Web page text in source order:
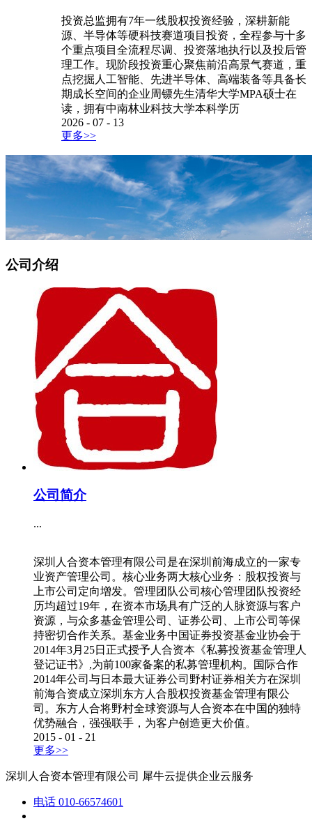
投资总监拥有7年一线股权投资经验，深耕新能
源、半导体等硬科技赛道项目投资，全程参与十多
个重点项目全流程尽调、投资落地执行以及投后管
理工作。现阶段投资重心聚焦前沿高景气赛道，重
点挖掘人工智能、先进半导体、高端装备等具备长
期成长空间的企业周镖先生清华大学MPA硕士在
读，拥有中南林业科技大学本科学历
2026 - 07 - 13
更多>>
公司介绍
公司简介
...
深圳人合资本管理有限公司是在深圳前海成立的一家专
业资产管理公司。核心业务两大核心业务：股权投资与
上市公司定向增发。管理团队公司核心管理团队投资经
历均超过19年，在资本市场具有广泛的人脉资源与客户
资源，与众多基金管理公司、证券公司、上市公司等保
持密切合作关系。基金业务中国证券投资基金业协会于
2014年3月25日正式授予人合资本《私募投资基金管理人
登记证书》,为前100家备案的私募管理机构。国际合作
2014年公司与日本最大证券公司野村证券相关方在深圳
前海合资成立深圳东方人合股权投资基金管理有限公
司。东方人合将野村全球资源与人合资本在中国的独特
优势融合，强强联手，为客户创造更大价值。
2015 - 01 - 21
更多>>
深圳人合资本管理有限公司 犀牛云提供企业云服务
电话 010-66574601